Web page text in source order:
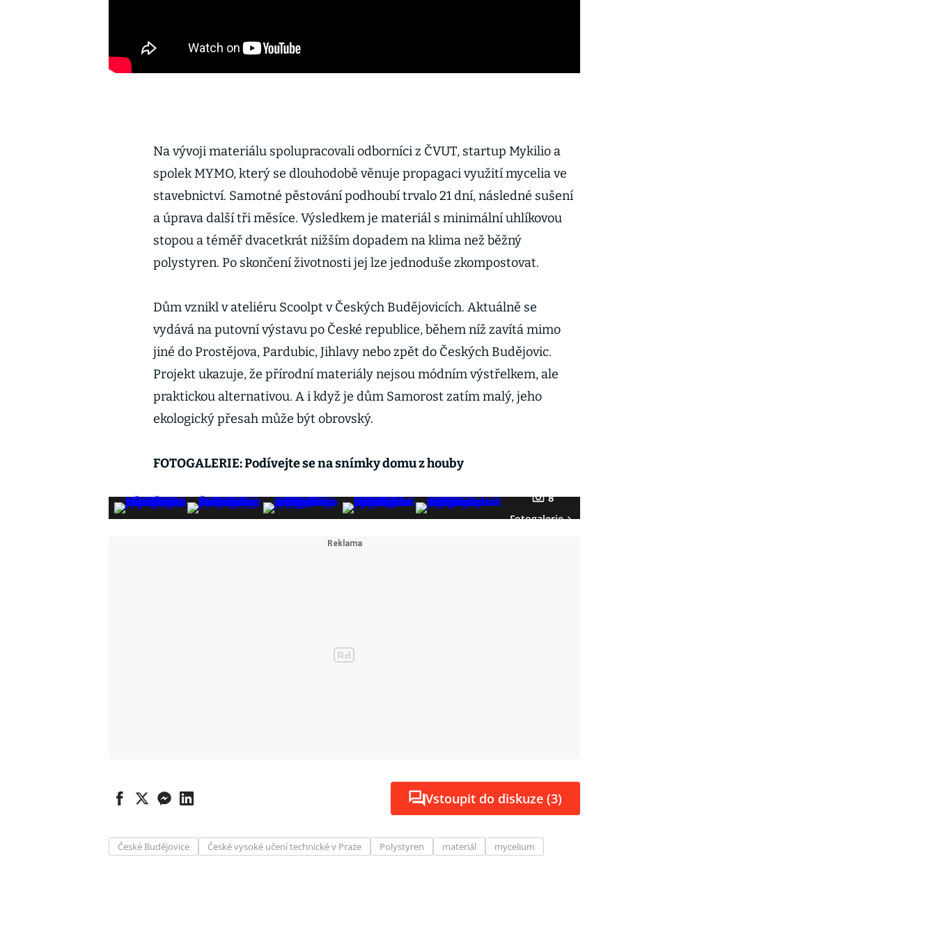
Na vývoji materiálu spolupracovali odborníci z ČVUT, startup Mykilio a
spolek MYMO, který se dlouhodobě věnuje propagaci využití mycelia ve
stavebnictví. Samotné pěstování podhoubí trvalo 21 dní, následné sušení
a úprava další tři měsíce. Výsledkem je materiál s minimální uhlíkovou
stopou a téměř dvacetkrát nižším dopadem na klima než běžný
polystyren. Po skončení životnosti jej lze jednoduše zkompostovat.
Dům vznikl v ateliéru Scoolpt v Českých Budějovicích. Aktuálně se
vydává na putovní výstavu po České republice, během níž zavítá mimo
jiné do Prostějova, Pardubic, Jihlavy nebo zpět do Českých Budějovic.
Projekt ukazuje, že přírodní materiály nejsou módním výstřelkem, ale
praktickou alternativou. A i když je dům Samorost zatím malý, jeho
ekologický přesah může být obrovský.
FOTOGALERIE: Podívejte se na snímky domu z houby
8
Fotogalerie
Vstoupit do diskuze (3)
České Budějovice České vysoké učení technické v Praze Polystyren materiál mycelium